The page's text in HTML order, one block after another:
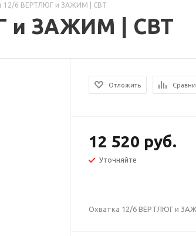
12/6 ВЕРТЛЮГ и ЗАЖИМ | СВТ
и ЗАЖИМ | СВТ
Отложить
12 520 руб.
Уточняйте
Охватка 12/6 ВЕРТЛЮГ и